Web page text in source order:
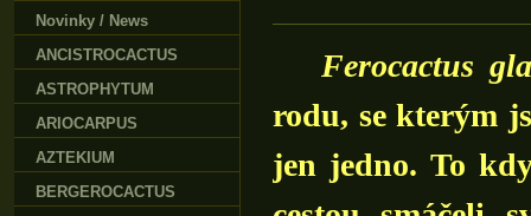
Ferocactus
rodu, se kterým
jen jedno. To
Novinky / News
ANCISTROCACTUS
ASTROPHYTUM
ARIOCARPUS
AZTEKIUM
BERGEROCACTUS